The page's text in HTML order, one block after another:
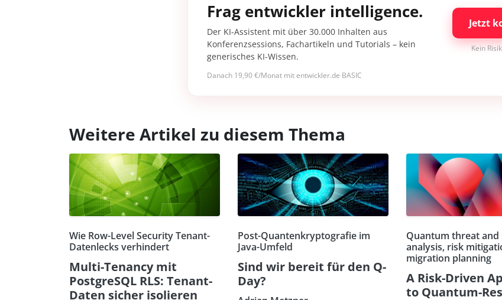
Frag entwickler intelligence.
Der KI-Assistent mit über 30.000 Inhalten aus
Konferenzsessions, Fachartikeln und Tutorials – kein
generisches KI-Wissen.
Danach 19,90 €/Monat mit entwickler.de BASIC
Jetzt
Kein
Weitere Artikel zu diesem Thema
Wie Row-Level Security Tenant-
Datenlecks verhindert
Multi-Tenancy mit
PostgreSQL RLS: Tenant-
Daten sicher isolieren
Post-Quantenkryptografie im
Java-Umfeld
Sind wir bereit für den Q-
Day?
Quantum threat and
analysis, risk
migration planning
A Risk-Driven
to Quantum-